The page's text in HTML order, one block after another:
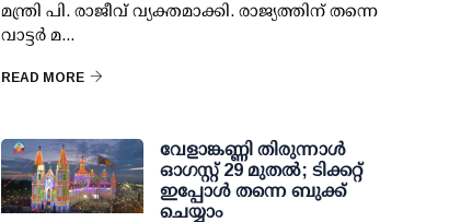
മന്ത്രി പി. രാജീവ് വ്യക്തമാക്കി. രാജ്യത്തിന് തന്നെ
വാട്ടര്‍ മ...
READ MORE
വേളാങ്കണ്ണി തിരുന്നാള്‍
ഓഗസ്റ്റ് 29 മുതല്‍; ടിക്കറ്റ്
ഇപ്പോള്‍ തന്നെ ബുക്ക്
ചെയ്യാം